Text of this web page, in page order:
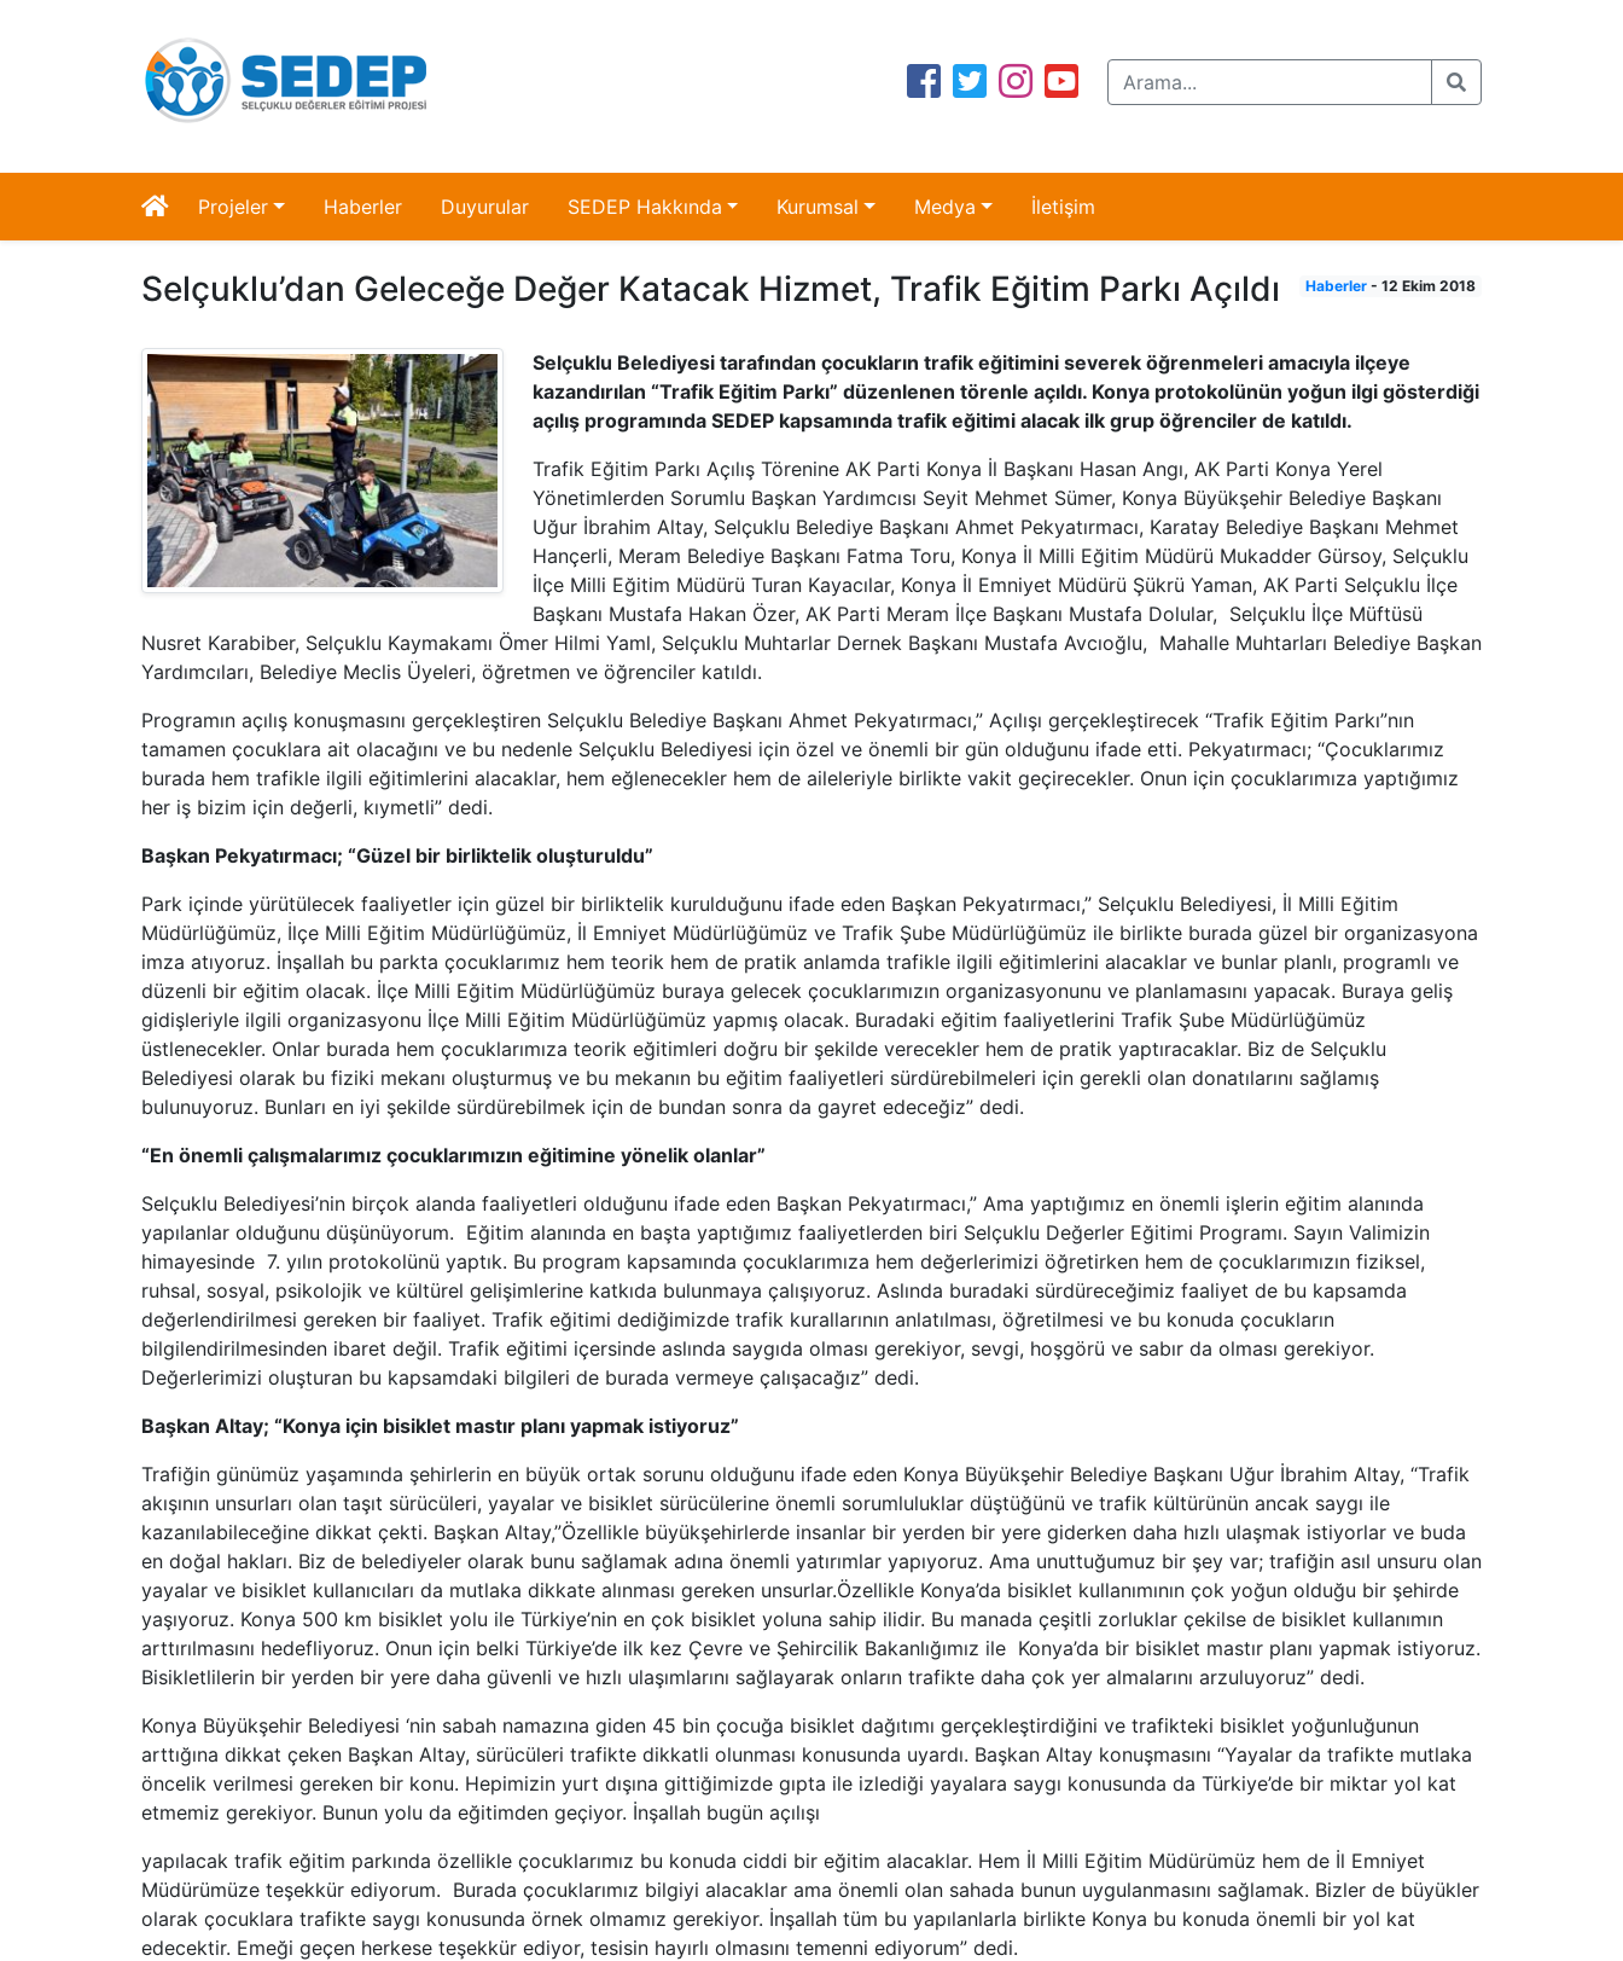
Projeler Haberler Duyurular SEDEP Hakkında Kurumsal Medya İletişim
Selçuklu’dan Geleceğe Değer Katacak Hizmet, Trafik Eğitim Parkı Açıldı Haberler -12 Ekim 2018
Selçuklu Belediyesi tarafından çocukların trafik eğitimini severek öğrenmeleri amacıyla ilçeye
kazandırılan “Trafik Eğitim Parkı” düzenlenen törenle açıldı. Konya protokolünün yoğun ilgi gösterdiği
açılış programında SEDEP kapsamında trafik eğitimi alacak ilk grup öğrenciler de katıldı.
Trafik Eğitim Parkı Açılış Törenine AK Parti Konya İl Başkanı Hasan Angı, AK Parti Konya Yerel
Yönetimlerden Sorumlu Başkan Yardımcısı Seyit Mehmet Sümer, Konya Büyükşehir Belediye Başkanı
Uğur İbrahim Altay, Selçuklu Belediye Başkanı Ahmet Pekyatırmacı, Karatay Belediye Başkanı Mehmet
Hançerli, Meram Belediye Başkanı Fatma Toru, Konya İl Milli Eğitim Müdürü Mukadder Gürsoy, Selçuklu
İlçe Milli Eğitim Müdürü Turan Kayacılar, Konya İl Emniyet Müdürü Şükrü Yaman, AK Parti Selçuklu İlçe
Başkanı Mustafa Hakan Özer, AK Parti Meram İlçe Başkanı Mustafa Dolular, Selçuklu İlçe Müftüsü
Nusret Karabiber, Selçuklu Kaymakamı Ömer Hilmi Yaml, Selçuklu Muhtarlar Dernek Başkanı Mustafa Avcıoğlu, Mahalle Muhtarları Belediye Başkan
Yardımcıları, Belediye Meclis Üyeleri, öğretmen ve öğrenciler katıldı.
Programın açılış konuşmasını gerçekleştiren Selçuklu Belediye Başkanı Ahmet Pekyatırmacı,” Açılışı gerçekleştirecek “Trafik Eğitim Parkı”nın
tamamen çocuklara ait olacağını ve bu nedenle Selçuklu Belediyesi için özel ve önemli bir gün olduğunu ifade etti. Pekyatırmacı; “Çocuklarımız
burada hem trafikle ilgili eğitimlerini alacaklar, hem eğlenecekler hem de aileleriyle birlikte vakit geçirecekler. Onun için çocuklarımıza yaptığımız
her iş bizim için değerli, kıymetli” dedi.
Başkan Pekyatırmacı; “Güzel bir birliktelik oluşturuldu”
Park içinde yürütülecek faaliyetler için güzel bir birliktelik kurulduğunu ifade eden Başkan Pekyatırmacı,” Selçuklu Belediyesi, İl Milli Eğitim
Müdürlüğümüz, İlçe Milli Eğitim Müdürlüğümüz, İl Emniyet Müdürlüğümüz ve Trafik Şube Müdürlüğümüz ile birlikte burada güzel bir organizasyona
imza atıyoruz. İnşallah bu parkta çocuklarımız hem teorik hem de pratik anlamda trafikle ilgili eğitimlerini alacaklar ve bunlar planlı, programlı ve
düzenli bir eğitim olacak. İlçe Milli Eğitim Müdürlüğümüz buraya gelecek çocuklarımızın organizasyonunu ve planlamasını yapacak. Buraya geliş
gidişleriyle ilgili organizasyonu İlçe Milli Eğitim Müdürlüğümüz yapmış olacak. Buradaki eğitim faaliyetlerini Trafik Şube Müdürlüğümüz
üstlenecekler. Onlar burada hem çocuklarımıza teorik eğitimleri doğru bir şekilde verecekler hem de pratik yaptıracaklar. Biz de Selçuklu
Belediyesi olarak bu fiziki mekanı oluşturmuş ve bu mekanın bu eğitim faaliyetleri sürdürebilmeleri için gerekli olan donatılarını sağlamış
bulunuyoruz. Bunları en iyi şekilde sürdürebilmek için de bundan sonra da gayret edeceğiz” dedi.
“En önemli çalışmalarımız çocuklarımızın eğitimine yönelik olanlar”
Selçuklu Belediyesi’nin birçok alanda faaliyetleri olduğunu ifade eden Başkan Pekyatırmacı,” Ama yaptığımız en önemli işlerin eğitim alanında
yapılanlar olduğunu düşünüyorum. Eğitim alanında en başta yaptığımız faaliyetlerden biri Selçuklu Değerler Eğitimi Programı. Sayın Valimizin
himayesinde 7. yılın protokolünü yaptık. Bu program kapsamında çocuklarımıza hem değerlerimizi öğretirken hem de çocuklarımızın fiziksel,
ruhsal, sosyal, psikolojik ve kültürel gelişimlerine katkıda bulunmaya çalışıyoruz. Aslında buradaki sürdüreceğimiz faaliyet de bu kapsamda
değerlendirilmesi gereken bir faaliyet. Trafik eğitimi dediğimizde trafik kurallarının anlatılması, öğretilmesi ve bu konuda çocukların
bilgilendirilmesinden ibaret değil. Trafik eğitimi içersinde aslında saygıda olması gerekiyor, sevgi, hoşgörü ve sabır da olması gerekiyor.
Değerlerimizi oluşturan bu kapsamdaki bilgileri de burada vermeye çalışacağız” dedi.
Başkan Altay; “Konya için bisiklet mastır planı yapmak istiyoruz”
Trafiğin günümüz yaşamında şehirlerin en büyük ortak sorunu olduğunu ifade eden Konya Büyükşehir Belediye Başkanı Uğur İbrahim Altay, “Trafik
akışının unsurları olan taşıt sürücüleri, yayalar ve bisiklet sürücülerine önemli sorumluluklar düştüğünü ve trafik kültürünün ancak saygı ile
kazanılabileceğine dikkat çekti. Başkan Altay,”Özellikle büyükşehirlerde insanlar bir yerden bir yere giderken daha hızlı ulaşmak istiyorlar ve buda
en doğal hakları. Biz de belediyeler olarak bunu sağlamak adına önemli yatırımlar yapıyoruz. Ama unuttuğumuz bir şey var; trafiğin asıl unsuru olan
yayalar ve bisiklet kullanıcıları da mutlaka dikkate alınması gereken unsurlar.Özellikle Konya’da bisiklet kullanımının çok yoğun olduğu bir şehirde
yaşıyoruz. Konya 500 km bisiklet yolu ile Türkiye’nin en çok bisiklet yoluna sahip ilidir. Bu manada çeşitli zorluklar çekilse de bisiklet kullanımın
arttırılmasını hedefliyoruz. Onun için belki Türkiye’de ilk kez Çevre ve Şehircilik Bakanlığımız ile Konya’da bir bisiklet mastır planı yapmak istiyoruz.
Bisikletlilerin bir yerden bir yere daha güvenli ve hızlı ulaşımlarını sağlayarak onların trafikte daha çok yer almalarını arzuluyoruz” dedi.
Konya Büyükşehir Belediyesi ‘nin sabah namazına giden 45 bin çocuğa bisiklet dağıtımı gerçekleştirdiğini ve trafikteki bisiklet yoğunluğunun
arttığına dikkat çeken Başkan Altay, sürücüleri trafikte dikkatli olunması konusunda uyardı. Başkan Altay konuşmasını “Yayalar da trafikte mutlaka
öncelik verilmesi gereken bir konu. Hepimizin yurt dışına gittiğimizde gıpta ile izlediği yayalara saygı konusunda da Türkiye’de bir miktar yol kat
etmemiz gerekiyor. Bunun yolu da eğitimden geçiyor. İnşallah bugün açılışı
yapılacak trafik eğitim parkında özellikle çocuklarımız bu konuda ciddi bir eğitim alacaklar. Hem İl Milli Eğitim Müdürümüz hem de İl Emniyet
Müdürümüze teşekkür ediyorum. Burada çocuklarımız bilgiyi alacaklar ama önemli olan sahada bunun uygulanmasını sağlamak. Bizler de büyükler
olarak çocuklara trafikte saygı konusunda örnek olmamız gerekiyor. İnşallah tüm bu yapılanlarla birlikte Konya bu konuda önemli bir yol kat
edecektir. Emeği geçen herkese teşekkür ediyor, tesisin hayırlı olmasını temenni ediyorum” dedi.